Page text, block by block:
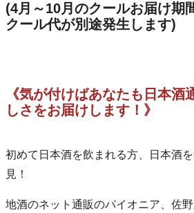
(4月～10月のクールお届け期
クール代が別途発生します)
《気が付けばあなたも日本酒
しさをお届けします！》
初めて日本酒を飲まれる方、日本酒
見！
地酒のネット通販のパイオニア、佐